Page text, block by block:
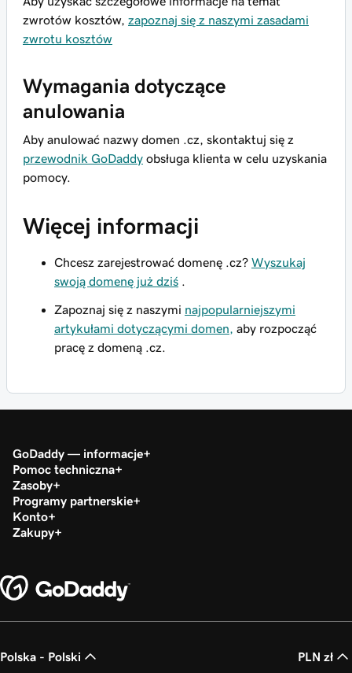
zwrotów kosztów, zapoznaj się z naszymi zasadami
zwrotu kosztów
Wymagania dotyczące
anulowania
Aby anulować nazwy domen .cz, skontaktuj się z
przewodnik GoDaddy obsługa klienta w celu uzyskania
pomocy.
Więcej informacji
Chcesz zarejestrować domenę .cz? Wyszukaj
swoją domenę już dziś
Zapoznaj się z naszymi najpopularniejszymi
artykułami dotyczącymi domen,
aby rozpocząć
pracę z domeną .cz.
GoDaddy — informacje
Pomoc techniczna
Zasoby
Programy partnerskie
Konto
Zakupy
Polska - Polski PLN zł